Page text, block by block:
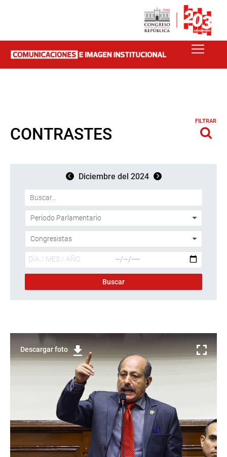
CONTRASTES
FILTRAR
Diciembre del 2024
Descargar foto